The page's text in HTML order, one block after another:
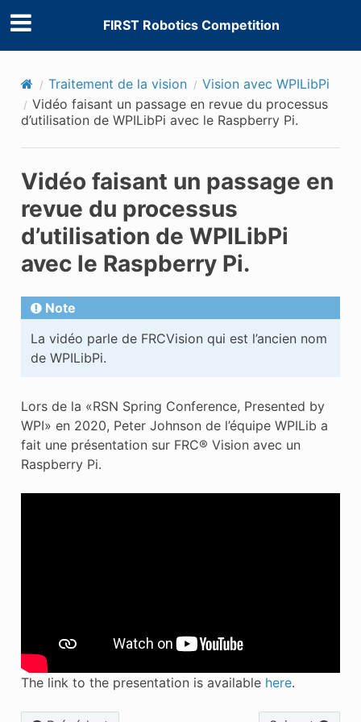
FIRST Robotics Competition
Traitement de la vision
Vision avec WPILibPi
Vidéo faisant un passage en revue du processus
d’utilisation de WPILibPi avec le Raspberry Pi.
Vidéo faisant un passage en
revue du processus
d’utilisation de WPILibPi
avec le Raspberry Pi.
Note
La vidéo parle de FRCVision qui est l’ancien nom
de WPILibPi.
Lors de la «RSN Spring Conference, Presented by
WPI» en 2020, Peter Johnson de l’équipe WPILib a
fait une présentation sur FRC® Vision avec un
Raspberry Pi.
The link to the presentation is available here.